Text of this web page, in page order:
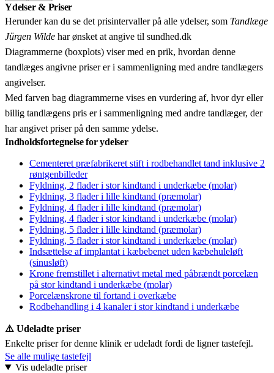
+
−
Ydelser & Priser
Herunder kan du se det prisintervaller på alle ydelser, som Tandlæge
Jürgen Wilde har ønsket at angive til sundhed.dk
Diagrammerne (boxplots) viser med en prik, hvordan denne
tandlæges angivne priser er i sammenligning med andre tandlægers
angivelser.
Med farven bag diagrammerne vises en vurdering af, hvor dyr eller
billig tandlægens pris er i sammenligning med andre tandlæger, der
har angivet priser på den samme ydelse.
Indholdsfortegnelse for ydelser
Cementeret præfabrikeret stift i rodbehandlet tand inklusive 2
røntgenbilleder
Fyldning, 2 flader i stor kindtand i underkæbe (molar)
Fyldning, 3 flader i lille kindtand (præmolar)
Fyldning, 4 flader i lille kindtand (præmolar)
Fyldning, 4 flader i stor kindtand i underkæbe (molar)
Fyldning, 5 flader i lille kindtand (præmolar)
Fyldning, 5 flader i stor kindtand i underkæbe (molar)
Indsættelse af implantat i kæbebenet uden kæbehuleløft
(sinusløft)
Krone fremstillet i alternativt metal med påbrændt porcelæn
på stor kindtand i underkæbe (molar)
Porcelænskrone til fortand i overkæbe
Rodbehandling i 4 kanaler i stor kindtand i underkæbe
⚠️ Udeladte priser
Enkelte priser for denne klinik er udeladt fordi de ligner tastefejl.
Se alle mulige tastefejl
Vis udeladte priser